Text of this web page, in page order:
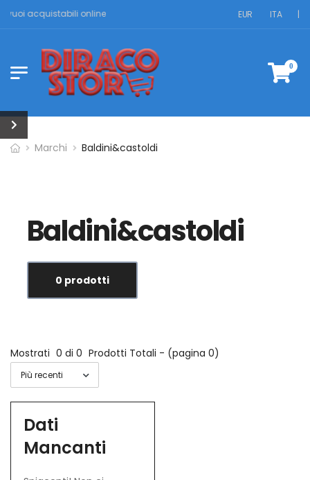
vuoi acquistabili online EUR ITA |
0
Marchi Baldini&castoldi
Baldini&castoldi
0 prodotti
Mostrati 0 di 0 Prodotti Totali - (pagina 0)
Dati
Mancanti